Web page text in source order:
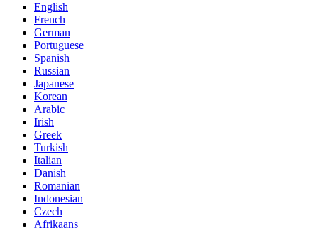
English
French
German
Portuguese
Spanish
Russian
Japanese
Korean
Arabic
Irish
Greek
Turkish
Italian
Danish
Romanian
Indonesian
Czech
Afrikaans